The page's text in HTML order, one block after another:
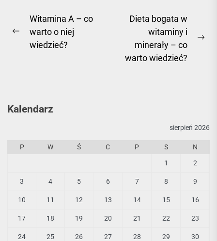
Nawigacja
wpisu
Previous
Witamina A – co
warto o niej
wiedzieć?
Dieta bogata w
witaminy i
minerały – co
warto wiedzieć?
Kalendarz
sierpień 2026
P W Ś C P S N
1 2
3 4 5 6 7 8 9
10 11 12 13 14 15 16
17 18 19 20 21 22 23
24 25 26 27 28 29 30